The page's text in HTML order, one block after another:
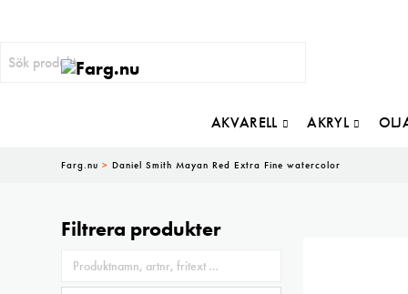
AKVARELL AKRYL
Farg.nu >Daniel Smith Mayan Red Extra Fine watercolor
Filtrera produkter